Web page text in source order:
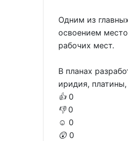
Одним из
освоением
рабочих мест.
В планах
иридия,
👍 0
👎 0
☺️ 0
😲 0